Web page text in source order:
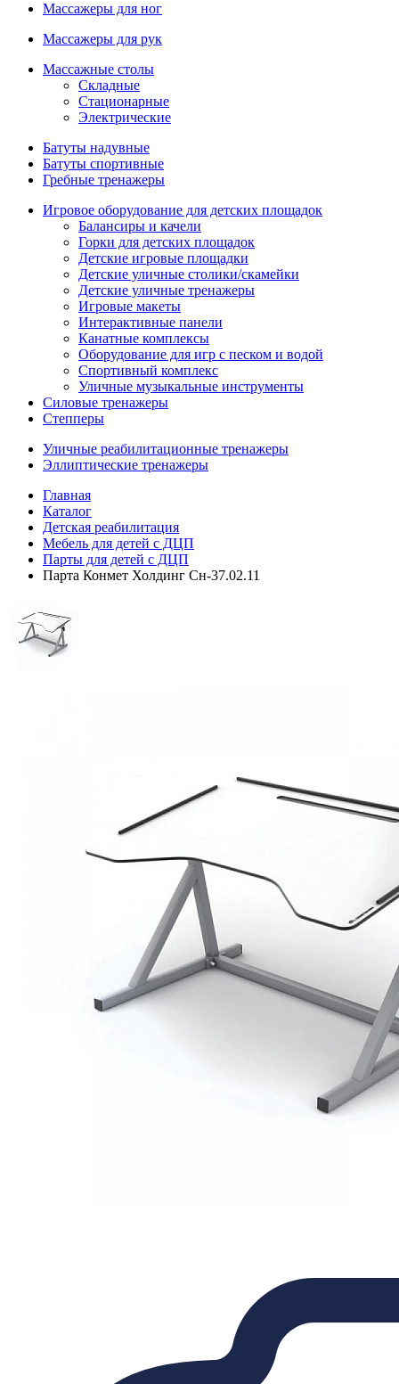
Массажеры для ног
Массажеры для рук
Массажные столы
Складные
Стационарные
Электрические
Батуты надувные
Батуты спортивные
Гребные тренажеры
Игровое оборудование для детских площадок
Балансиры и качели
Горки для детских площадок
Детские игровые площадки
Детские уличные столики/скамейки
Детские уличные тренажеры
Игровые макеты
Интерактивные панели
Канатные комплексы
Оборудование для игр с песком и водой
Спортивный комплекс
Уличные музыкальные инструменты
Силовые тренажеры
Степперы
Уличные реабилитационные тренажеры
Эллиптические тренажеры
Главная
Каталог
Детская реабилитация
Мебель для детей с ДЦП
Парты для детей с ДЦП
Парта Конмет Холдинг Сн-37.02.11